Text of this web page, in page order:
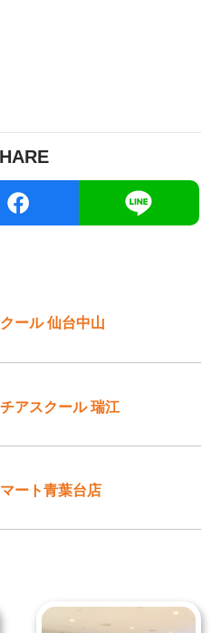
ール 仙台中山
アスクール 瑞江
ート青葉台店